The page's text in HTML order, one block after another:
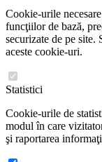
Cookie-urile
funcţiilor de bază,
securizate de pe site.
aceste cookie-uri.
Statistici
Cookie-urile de
modul în care
şi raportarea